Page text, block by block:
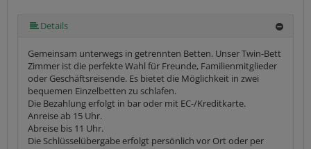
Details
Gemeinsam unterwegs in getrennten Betten. Unser Twin-Bett
Zimmer ist die perfekte Wahl für Freunde, Familienmitglieder
oder Geschäftsreisende. Es bietet die Möglichkeit in zwei
bequemen Einzelbetten zu schlafen.
Die Bezahlung erfolgt in bar oder mit EC-/Kreditkarte.
Anreise ab 15 Uhr.
Abreise bis 11 Uhr.
Die Schlüsselübergabe erfolgt persönlich vor Ort oder per